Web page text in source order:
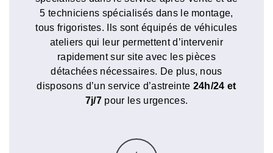
5 techniciens spécialisés dans le montage,
tous frigoristes. Ils sont équipés de véhicules
ateliers qui leur permettent d’intervenir
rapidement sur site avec les pièces
détachées nécessaires. De plus, nous
disposons d’un service d’astreinte 24h/24 et
7j/7 pour les urgences.